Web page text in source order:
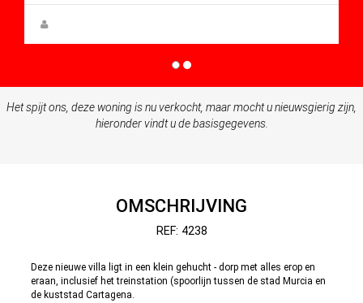
Het spijt ons, deze woning is nu verkocht, maar mocht u nieuwsgierig zijn,
hieronder vindt u de basisgegevens.
OMSCHRIJVING
REF: 4238
Deze nieuwe villa ligt in een klein gehucht - dorp met alles erop en
eraan, inclusief het treinstation (spoorlijn tussen de stad Murcia en
de kuststad Cartagena.